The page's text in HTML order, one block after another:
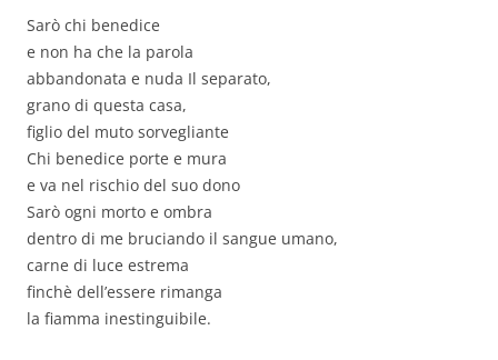
Sarò chi benedice
e non ha che la parola
abbandonata e nuda Il separato,
grano di questa casa,
figlio del muto sorvegliante
Chi benedice porte e mura
e va nel rischio del suo dono
Sarò ogni morto e ombra
dentro di me bruciando il sangue umano,
carne di luce estrema
finchè dell’essere rimanga
la fiamma inestinguibile.